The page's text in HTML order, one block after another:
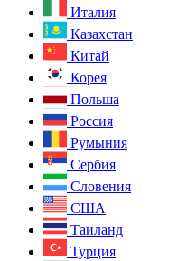
Италия
Казахстан
Китай
Корея
Польша
Россия
Румыния
Сербия
Словения
США
Таиланд
Турция